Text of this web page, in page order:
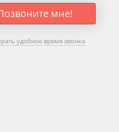
мне!
удобное время звонка